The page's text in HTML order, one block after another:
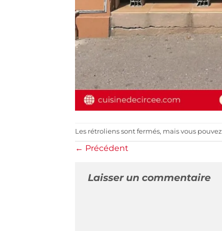
Les rétroliens sont fermés, mais vous pouvez
← Précédent
Laisser un commentaire